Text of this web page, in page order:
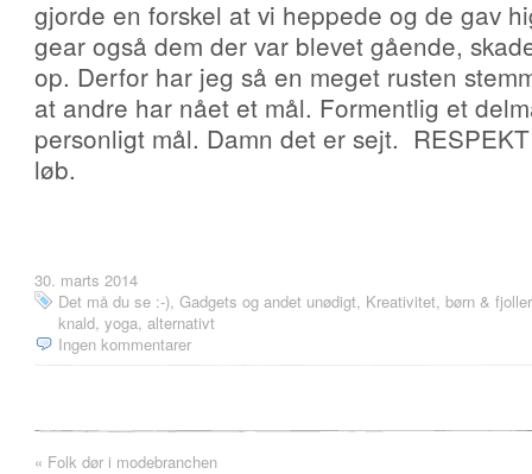
gjorde en forskel at vi heppede og de gav
gear også dem der var blevet gående,
op. Derfor har jeg så en meget rusten
at andre har nået et mål. Formentlig et
personligt mål. Damn det er sejt.
løb.
30. marts 2014
Det må du se :-), Gadgets og andet unødigt, Kreativitet, børn &
knald, yoga, alternativt
Ingen kommentarer
« Folk dør i modebranchen